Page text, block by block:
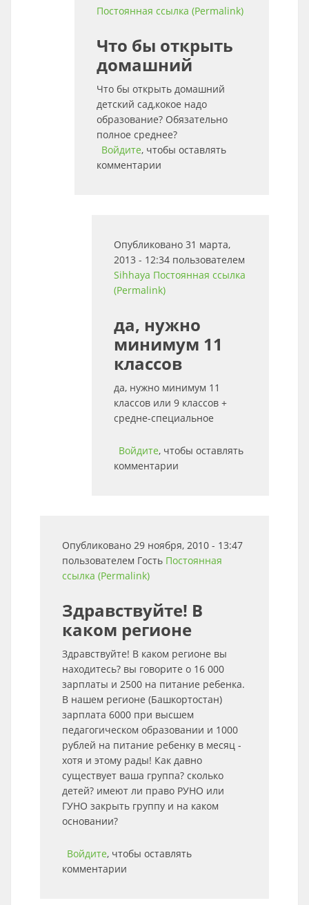
Постоянная ссылка (Permalink)
Что бы открыть
домашний
Что бы открыть домашний
детский сад,кокое надо
образование? Обязательно
полное среднее?
Войдите, чтобы оставлять
комментарии
Опубликовано 31 марта,
2013 - 12:34 пользователем
Sihhaya Постоянная ссылка
(Permalink)
да, нужно
минимум 11
классов
да, нужно минимум 11
классов или 9 классов +
средне-специальное
Войдите, чтобы оставлять
комментарии
Опубликовано 29 ноября, 2010 - 13:47
пользователем Гость Постоянная
ссылка (Permalink)
Здравствуйте! В
каком регионе
Здравствуйте! В каком регионе вы
находитесь? вы говорите о 16 000
зарплаты и 2500 на питание ребенка.
В нашем регионе (Башкортостан)
зарплата 6000 при высшем
педагогическом образовании и 1000
рублей на питание ребенку в месяц -
хотя и этому рады! Как давно
существует ваша группа? сколько
детей? имеют ли право РУНО или
ГУНО закрыть группу и на каком
основании?
Войдите, чтобы оставлять
комментарии